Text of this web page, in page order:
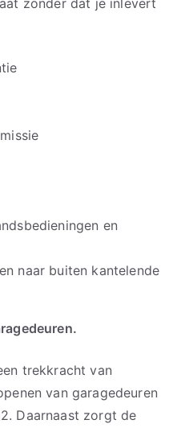
en
naar buiten kantelende
trekkracht van
van garagedeuren
Daarnaast zorgt de